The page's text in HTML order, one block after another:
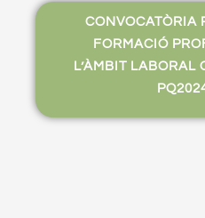
CONVOCATÒRIA
FORMACIÓ
L’ÀMBIT LABORAL